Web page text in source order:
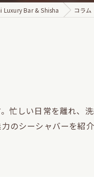
Luxury Bar & Shisha コラム
忙しい日常を離れ、
のシーシャバーを紹